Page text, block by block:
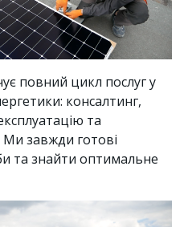
повний цикл послуг у
консалтинг,
та
Ми завжди готові
та знайти оптимальне